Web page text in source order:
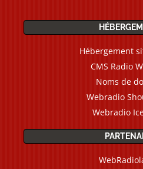
Hébergement
CMS Radio
Noms de
Webradio
Webradio